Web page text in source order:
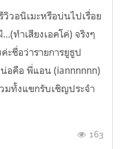
วอนิเมะหรือบ่นไปเรื่อย
ทำเสียงเอคโค่) จริงๆ
ะชื่อว่ารายการยูธูป
อคือ พี่แอน (iannnnnn)
มทั้งแขกรับเชิญประจำ
163